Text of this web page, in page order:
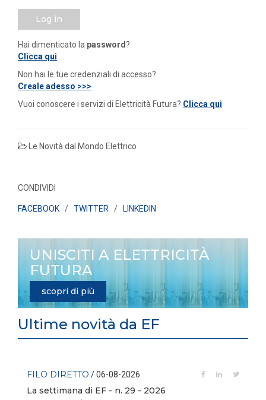
Log in
Hai dimenticato la password ?
Clicca qui
Non hai le tue credenziali di accesso?
Creale adesso >>>
Vuoi conoscere i servizi di Elettricità Futura? Clicca qui
Le Novità dal Mondo Elettrico
CONDIVIDI
FACEBOOK / TWITTER / LINKEDIN
UNISCITI A ELETTRICITÀ
FUTURA
scopri di più
Ultime novità da EF
FILO DIRETTO / 06-08-2026
La settimana di EF - n. 29 - 2026